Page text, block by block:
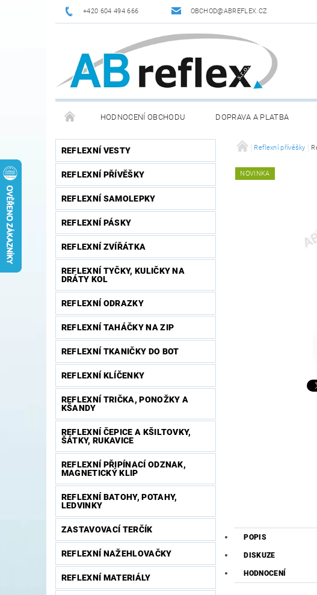
+420 604 494 666 OBCHOD@ABREFLEX.CZ
HODNOCENÍ OBCHODU DOPRAVA A PLATBA
ZPĚTNÝ ODBĚR VYSLOUŽILÝCH ELEKTROZAŘÍZENÍ / BATERIÍ
REFLEXNÍ VESTY
REFLEXNÍ PŘÍVĚŠKY
REFLEXNÍ SAMOLEPKY
REFLEXNÍ PÁSKY
REFLEXNÍ ZVÍŘÁTKA
REFLEXNÍ TYČKY, KULIČKY NA
DRÁTY KOL
REFLEXNÍ ODRAZKY
REFLEXNÍ TAHÁČKY NA ZIP
REFLEXNÍ TKANIČKY DO BOT
REFLEXNÍ KLÍČENKY
REFLEXNÍ TRIČKA, PONOŽKY A
KŠANDY
REFLEXNÍ ČEPICE A KŠILTOVKY,
ŠÁTKY, RUKAVICE
REFLEXNÍ PŘIPÍNACÍ ODZNAK,
MAGNETICKÝ KLIP
REFLEXNÍ BATOHY, POTAHY,
LEDVINKY
ZASTAVOVACÍ TERČÍK
REFLEXNÍ NAŽEHLOVAČKY
REFLEXNÍ MATERIÁLY
Reflexní přívěšky
NOVINKA
POPIS
DISKUZE
HODNOCENÍ